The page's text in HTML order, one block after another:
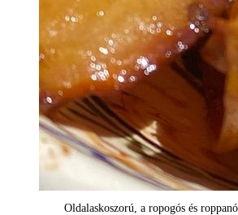
Oldalaskoszorú, a ropogós és